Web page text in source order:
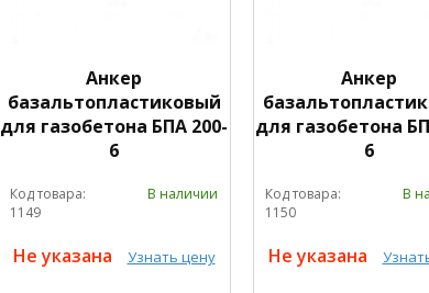
Анкер
базальтопластиковый
для газобетона БПА 200-
6
Код товара:
1149
В наличии
Не указана Узнать цену
Анкер
для газобетона
6
Код товара:
1150
В
Не указана